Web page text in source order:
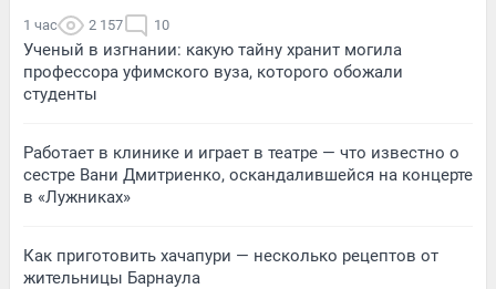
1 час 2 157 10
Ученый в изгнании: какую тайну хранит могила
профессора уфимского вуза, которого обожали
студенты
Работает в клинике и играет в театре — что известно о
сестре Вани Дмитриенко, оскандалившейся на концерте
в «Лужниках»
Как приготовить хачапури — несколько рецептов от
жительницы Барнаула